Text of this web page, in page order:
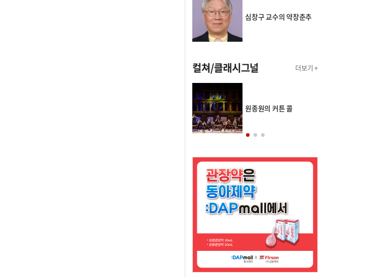
심창구 교수의 약창춘추
컬쳐/클래시그널 더보기 +
원종원의 커튼 콜